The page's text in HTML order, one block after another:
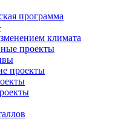
программа
климата
проекты
проекты